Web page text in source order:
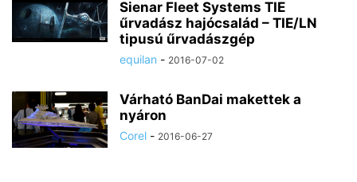
Sienar Fleet Systems TIE
űrvadász hajócsalád – TIE/LN
tipusú űrvadászgép
equilan - 2016-07-02
Várható BanDai makettek a
nyáron
Corel - 2016-06-27